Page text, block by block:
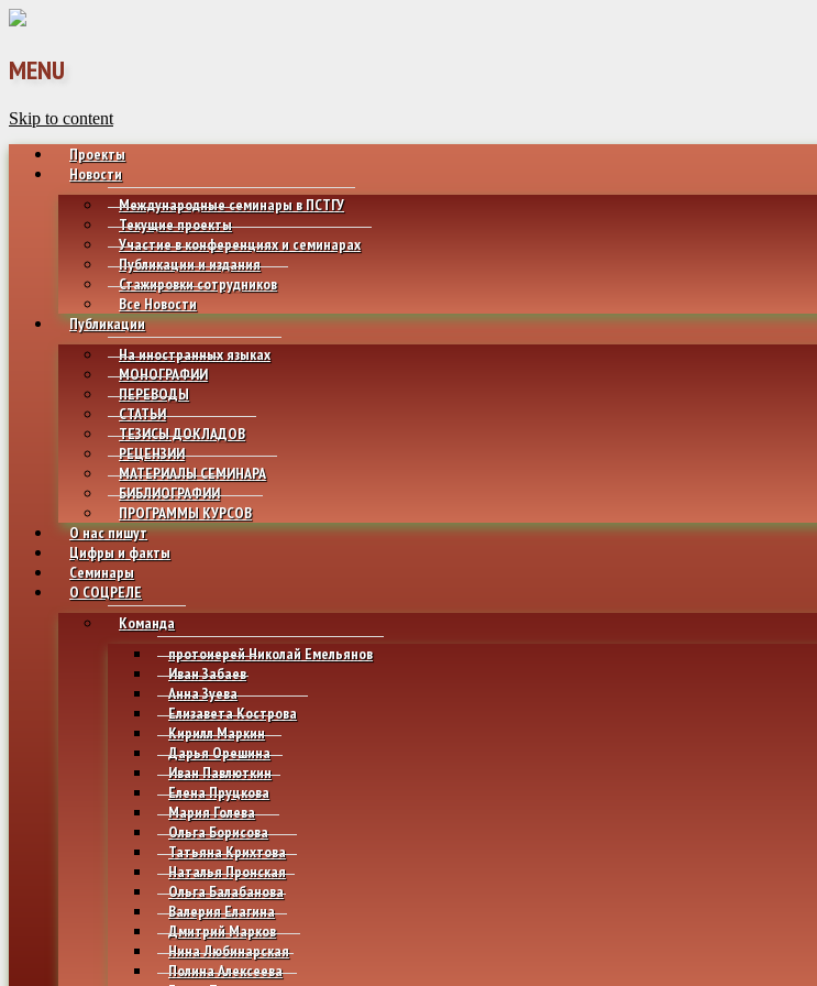
MENU
Skip to content
Проекты
Новости
Международные семинары в ПСТГУ
Текущие проекты
Участие в конференциях и семинарах
Публикации и издания
Стажировки сотрудников
Все Новости
Публикации
На иностранных языках
МОНОГРАФИИ
ПЕРЕВОДЫ
СТАТЬИ
ТЕЗИСЫ ДОКЛАДОВ
РЕЦЕНЗИИ
МАТЕРИАЛЫ СЕМИНАРА
БИБЛИОГРАФИИ
ПРОГРАММЫ КУРСОВ
О нас пишут
Цифры и факты
Семинары
О СОЦРЕЛЕ
Команда
протоиерей Николай Емельянов
Иван Забаев
Анна Зуева
Елизавета Кострова
Кирилл Маркин
Дарья Орешина
Иван Павлюткин
Елена Пруцкова
Мария Голева
Ольга Борисова
Татьяна Крихтова
Наталья Пронская
Ольга Балабанова
Валерия Елагина
Дмитрий Марков
Нина Любинарская
Полина Алексеева